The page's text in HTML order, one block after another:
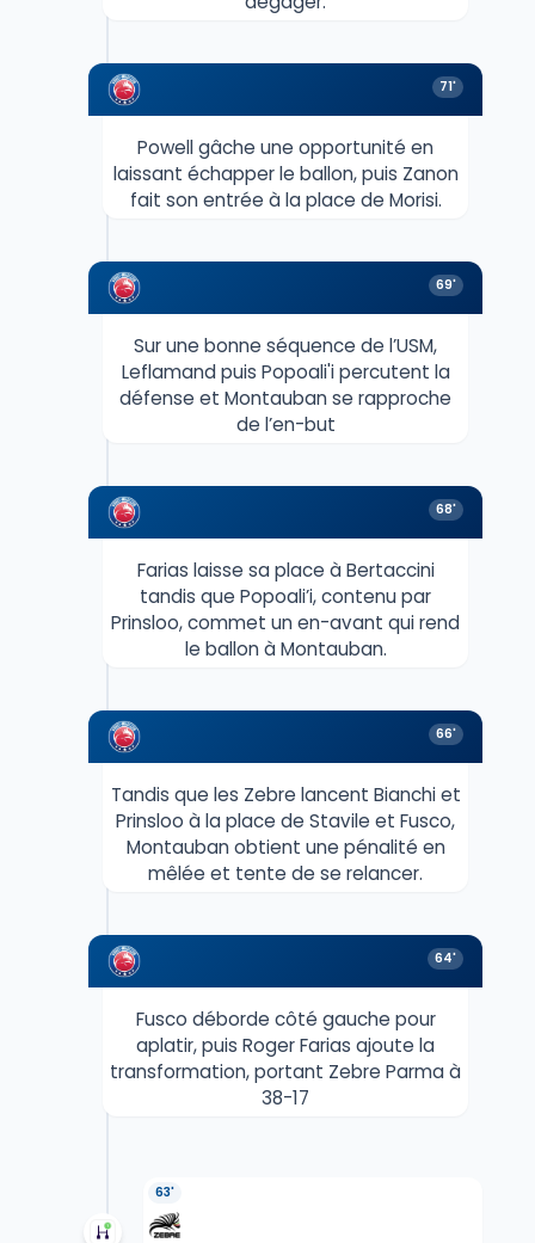
71'
Powell gâche une opportunité en
laissant échapper le ballon, puis Zanon
fait son entrée à la place de Morisi.
69'
Sur une bonne séquence de l’USM,
Leflamand puis Popoali'i percutent la
défense et Montauban se rapproche
de l’en-but
68'
Farias laisse sa place à Bertaccini
tandis que Popoali’i, contenu par
Prinsloo, commet un en-avant qui rend
le ballon à Montauban.
66'
Tandis que les Zebre lancent Bianchi et
Prinsloo à la place de Stavile et Fusco,
Montauban obtient une pénalité en
mêlée et tente de se relancer.
64'
Fusco déborde côté gauche pour
aplatir, puis Roger Farias ajoute la
transformation, portant Zebre Parma à
38-17
63'